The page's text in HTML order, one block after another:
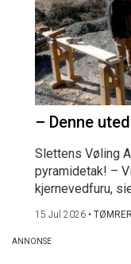
– Denne
Slettens Vøling
pyramidetak! –
kjernevedfuru,
15 Jul 2026 •